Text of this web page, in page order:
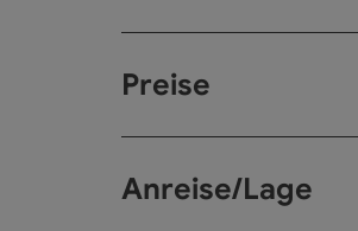
Preise
Anreise/Lage